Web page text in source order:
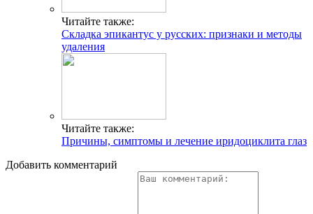
Читайте также:
Складка эпикантус у русских: признаки и методы
удаления
Читайте также:
Причины, симптомы и лечение иридоциклита глаз
Добавить комментарий